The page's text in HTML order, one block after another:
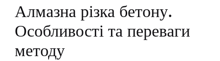
Алмазна різка бетону.
Особливості та переваги
методу